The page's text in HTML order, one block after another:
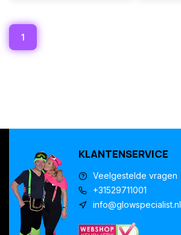
1
KLANTENSERVICE
Veelgestelde vragen
+31529711001
info@glowspecialist.nl